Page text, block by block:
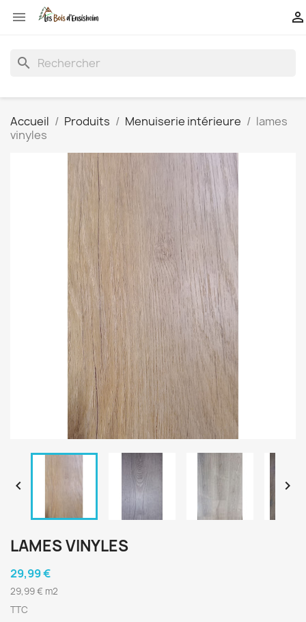
 
search
Accueil Produits Menuiserie intérieure
lames
vinyles
 
LAMES VINYLES
29,99 €
29,99 € m2
TTC